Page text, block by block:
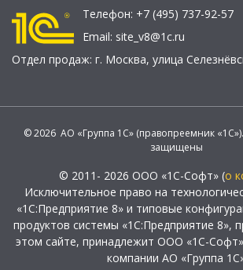
Телефон: +7 (495) 737-92-57
Email: site_v8@1c.ru
Отдел продаж: г. Москва, улица
© 2026 АО «Группа 1С» (правопреемник
защищены
© 2011- 2026 ООО «1С-Софт» (о
Исключительное право на
«1С:Предприятие 8» и типовые
продуктов системы «1С:Предприятие 8»,
этом сайте, принадлежит ООО «1С-
компании АО «Группа